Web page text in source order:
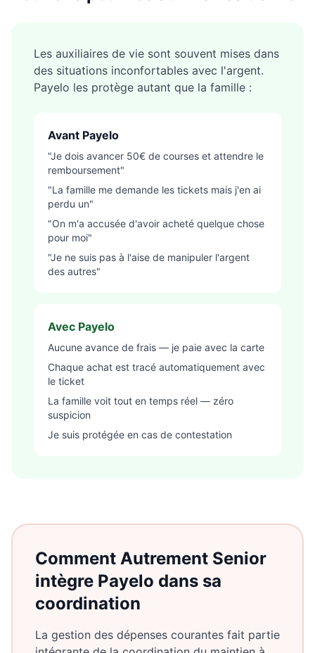
Les auxiliaires de vie sont souvent mises dans
des situations inconfortables avec l'argent.
Payelo les protège autant que la famille :
Avant Payelo
"Je dois avancer 50€ de courses et attendre le
remboursement"
"La famille me demande les tickets mais j'en ai
perdu un"
"On m'a accusée d'avoir acheté quelque chose
pour moi"
"Je ne suis pas à l'aise de manipuler l'argent
des autres"
Avec Payelo
Aucune avance de frais — je paie avec la carte
Chaque achat est tracé automatiquement avec
le ticket
La famille voit tout en temps réel — zéro
suspicion
Je suis protégée en cas de contestation
Comment Autrement Senior
intègre Payelo dans sa
coordination
La gestion des dépenses courantes fait partie